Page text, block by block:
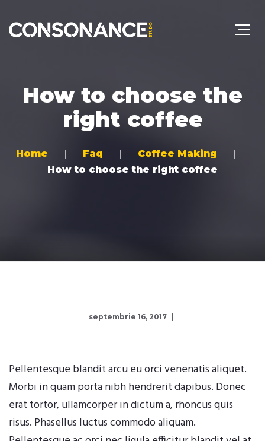
How to choose the
right coffee
Home Faq
Coffee Making
How to choose the right coffee
septembrie 16, 2017
Pellentesque blandit arcu eu orci venenatis aliquet.
Morbi in quam porta nibh hendrerit dapibus. Donec
erat tortor, ullamcorper in dictum a, rhoncus quis
risus. Phasellus luctus commodo aliquam.